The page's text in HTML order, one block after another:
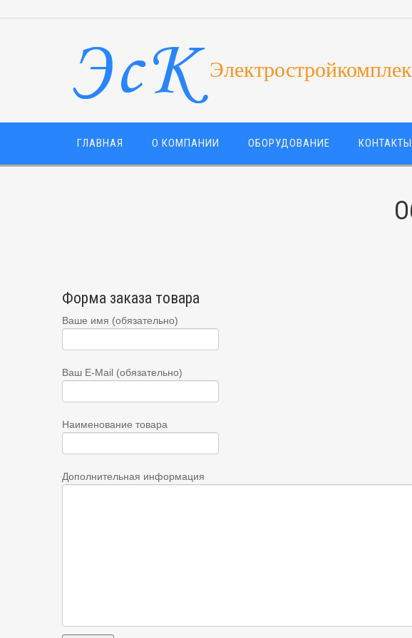
ГЛАВНАЯ О КОМПАНИИ ОБОРУДОВАНИЕ КОНТАКТЫ
Форма заказа товара
Ваше имя (обязательно)
Ваш E-Mail (обязательно)
Наименование товара
Дополнительная информация